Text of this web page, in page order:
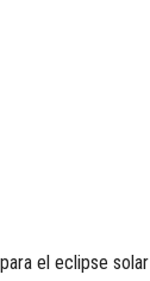
el eclipse solar